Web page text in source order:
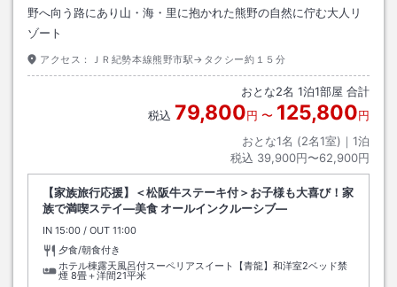
野へ向う路にあり山・海・里に抱かれた熊野の自然に佇む大人リ
ゾート
アクセス： ＪＲ紀勢本線熊野市駅→タクシー約１５分
おとな2名 1泊1部屋 合計
税込 79,800円 〜 125,800円
おとな1名 (2名1室)｜ 1泊
税込 39,900円〜62,900円
【家族旅行応援】＜松阪牛ステーキ付＞お子様も大喜び！家
族で満喫ステイ―美食 オールインクルーシブ―
IN チェックイン
15:00 / OUT チェックアウト
11:00
夕食/朝食付き
ホテル棟露天風呂付スーペリアスイート【青龍】和洋室2ベッド禁
煙 8畳＋洋間21平米